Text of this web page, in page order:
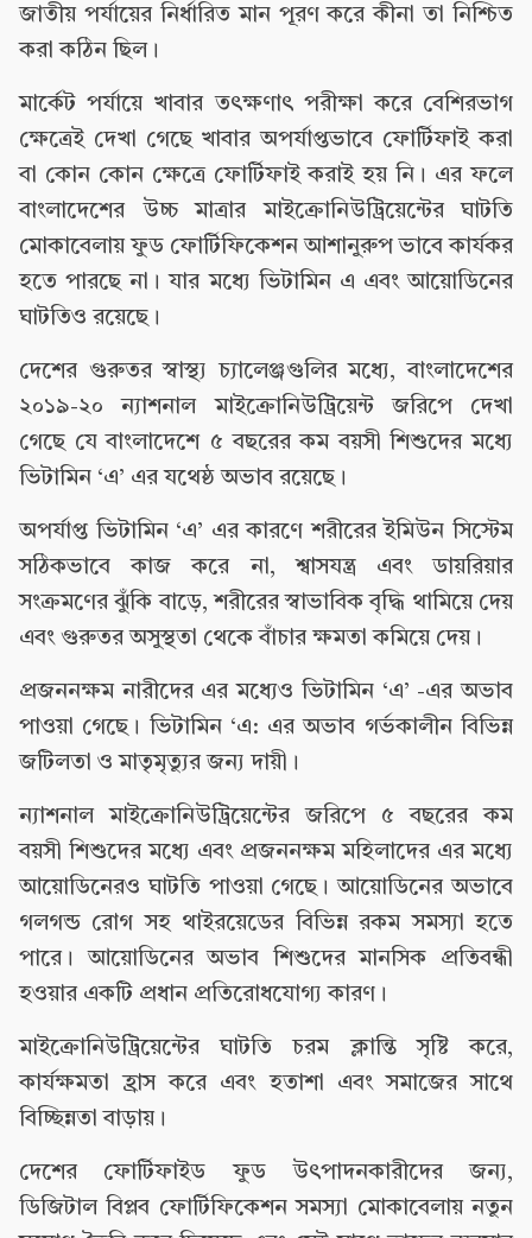
জাতীয় পর্যায়ের নির্ধারিত মান পূরণ করে কীনা তা নিশ্চিত
করা কঠিন ছিল।
মার্কেট পর্যায়ে খাবার তৎক্ষণাৎ পরীক্ষা করে বেশিরভাগ
ক্ষেত্রেই দেখা গেছে খাবার অপর্যাপ্তভাবে ফোর্টিফাই করা
বা কোন কোন ক্ষেত্রে ফোর্টিফাই করাই হয় নি। এর ফলে
বাংলাদেশের উচ্চ মাত্রার মাইক্রোনিউট্রিয়েন্টের ঘাটতি
মোকাবেলায় ফুড ফোর্টিফিকেশন আশানুরুপ ভাবে কার্যকর
হতে পারছে না। যার মধ্যে ভিটামিন এ এবং আয়োডিনের
ঘাটতিও রয়েছে।
দেশের গুরুতর স্বাস্থ্য চ্যালেঞ্জগুলির মধ্যে, বাংলাদেশের
২০১৯-২০ ন্যাশনাল মাইক্রোনিউট্রিয়েন্ট জরিপে দেখা
গেছে যে বাংলাদেশে ৫ বছরের কম বয়সী শিশুদের মধ্যে
ভিটামিন ‘এ’ এর যথেষ্ঠ অভাব রয়েছে।
অপর্যাপ্ত ভিটামিন ‘এ’ এর কারণে শরীরের ইমিউন সিস্টেম
সঠিকভাবে কাজ করে না, শ্বাসযন্ত্র এবং ডায়রিয়ার
সংক্রমণের ঝুঁকি বাড়ে, শরীরের স্বাভাবিক বৃদ্ধি থামিয়ে দেয়
এবং গুরুতর অসুস্থতা থেকে বাঁচার ক্ষমতা কমিয়ে দেয়।
প্রজননক্ষম নারীদের এর মধ্যেও ভিটামিন ‘এ’ -এর অভাব
পাওয়া গেছে। ভিটামিন ‘এ: এর অভাব গর্ভকালীন বিভিন্ন
জটিলতা ও মাতৃমৃত্যুর জন্য দায়ী।
ন্যাশনাল মাইক্রোনিউট্রিয়েন্টের জরিপে ৫ বছরের কম
বয়সী শিশুদের মধ্যে এবং প্রজননক্ষম মহিলাদের এর মধ্যে
আয়োডিনেরও ঘাটতি পাওয়া গেছে। আয়োডিনের অভাবে
গলগন্ড রোগ সহ থাইরয়েডের বিভিন্ন রকম সমস্যা হতে
পারে। আয়োডিনের অভাব শিশুদের মানসিক প্রতিবন্ধী
হওয়ার একটি প্রধান প্রতিরোধযোগ্য কারণ।
মাইক্রোনিউট্রিয়েন্টের ঘাটতি চরম ক্লান্তি সৃষ্টি করে,
কার্যক্ষমতা হ্রাস করে এবং হতাশা এবং সমাজের সাথে
বিচ্ছিন্নতা বাড়ায়।
দেশের ফোর্টিফাইড ফুড উৎপাদনকারীদের জন্য,
ডিজিটাল বিপ্লব ফোর্টিফিকেশন সমস্যা মোকাবেলায় নতুন